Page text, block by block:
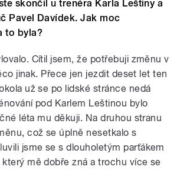
skončil u trenéra Karla Leštiny a
Pavel Davídek. Jak moc
to byla?
Cítil jsem, že potřebuji změnu v
jinak. Přece jen jezdit deset let ten
už se po lidské stránce nedá
pod Karlem Leštinou bylo
léta mu děkuji. Na druhou stranu
což se úplně nesetkalo s
jsme se s dlouholetým parťákem
který mě dobře zná a trochu více se